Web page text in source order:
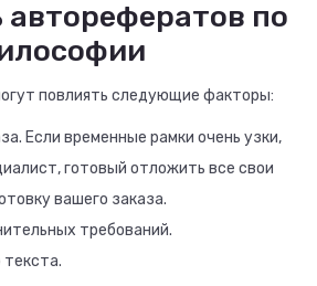
по
повлиять следующие факторы:
Если временные рамки очень узки,
готовый отложить все свои
вашего заказа.
требований.
текста.